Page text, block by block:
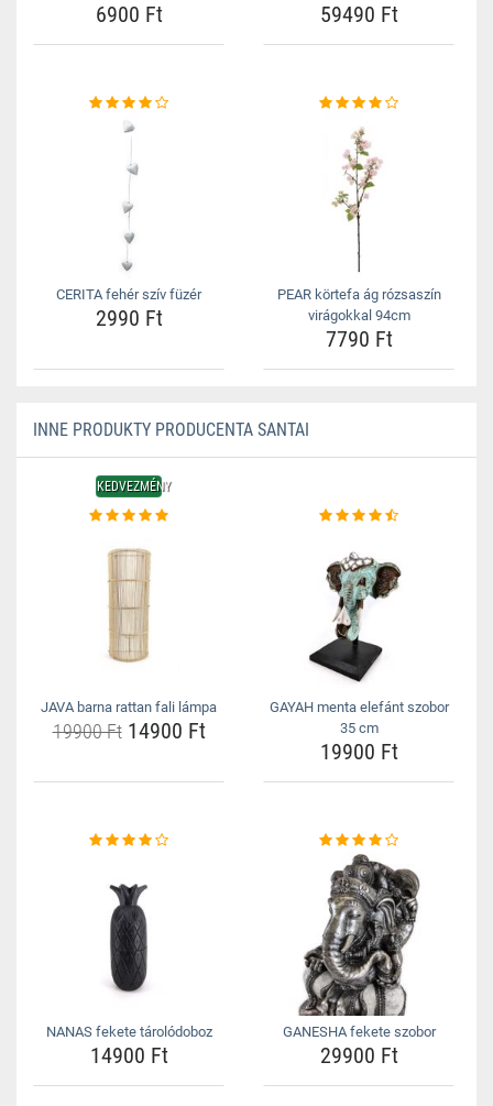
6900 Ft 59490 Ft
CERITA fehér szív füzér
2990 Ft
PEAR körtefa ág rózsaszín
virágokkal 94cm
7790 Ft
INNE PRODUKTY PRODUCENTA SANTAI
KEDVEZMÉNY
JAVA barna rattan fali lámpa
19900 Ft14900 Ft
GAYAH menta elefánt szobor
35 cm
19900 Ft
NANAS fekete tárolódoboz
14900 Ft
GANESHA fekete szobor
29900 Ft